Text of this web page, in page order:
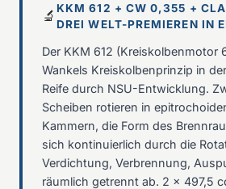
🔬 KKM 612 + CW 0,355 +
DREI WELT-PREMIEREN IN
Der KKM 612 (Kreiskolbenmotor
Wankels Kreiskolbenprinzip in
Reife durch NSU-Entwicklung.
Scheiben rotieren in
Kammern, die Form des
sich kontinuierlich durch die
Verdichtung, Verbrennung,
räumlich getrennt ab. 2 × 497,5